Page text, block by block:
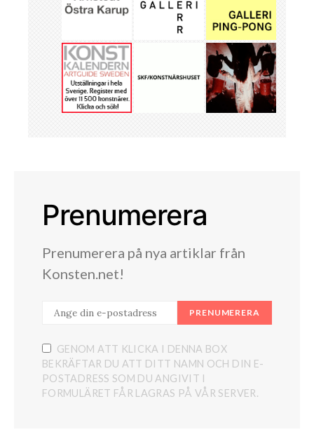
Prenumerera
Prenumerera på nya artiklar från
Konsten.net!
PRENUMERERA
GENOM ATT KLICKA I DENNA BOX
BEKRÄFTAR DU ATT DITT NAMN OCH DIN E-
POSTADRESS SOM DU ANGIVIT I
FORMULÄRET FÅR LAGRAS PÅ VÅR SERVER.